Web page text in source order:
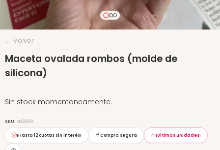
← Volver
Maceta ovalada rombos (molde de
silicona)
Sin stock momentaneamente.
SKU: MS00097
¡Hasta 12 cuotas sin interés! Compra segura ¡Últimas unidades!